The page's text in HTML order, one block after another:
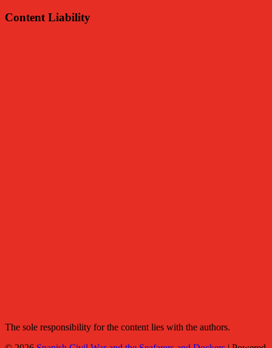
Content Liability
The sole responsibility for the content lies with the authors.